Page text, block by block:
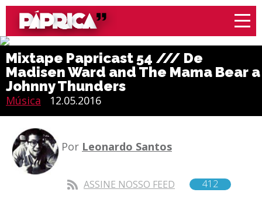
Mixtape Papricast 54 /// De
Madisen Ward and The Mama Bear a
Johnny Thunders
Música 12.05.2016
Por Leonardo Santos
ASSINE NOSSO FEED 412